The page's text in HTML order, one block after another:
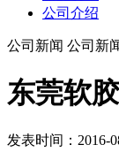
公司介绍
公司新闻 公司新
东莞软
发表时间：2016-